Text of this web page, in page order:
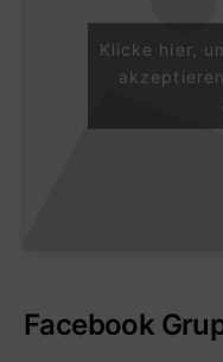
Klicke hier,
Facebook